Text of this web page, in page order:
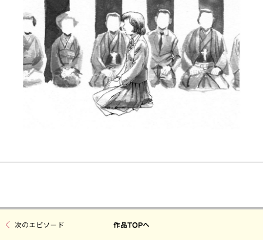
次のエピソード 作品TOPへ